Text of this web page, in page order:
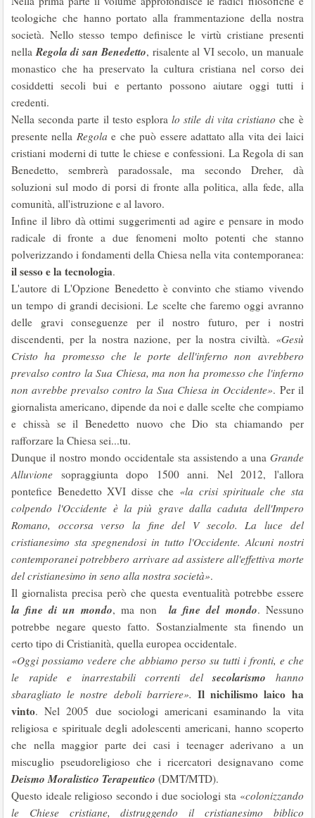
teologiche che hanno portato alla frammentazione della nostra
società. Nello stesso tempo definisce le virtù cristiane presenti
nellaRegola di san Benedetto, risalente al VI secolo, un manuale
monastico che ha preservato la cultura cristiana nel corso dei
cosiddetti secoli bui e pertanto possono aiutare oggi tutti i
credenti.
Nella seconda parte il testo esploralo stile di vita cristiano che è
presente nella Regolae che può essere adattato alla vita dei laici
cristiani moderni di tutte le chiese e confessioni. La Regola di san
Benedetto, sembrerà paradossale, ma secondo Dreher, dà
soluzioni sul modo di porsi di fronte alla politica, alla fede, alla
comunità, all'istruzione e al lavoro.
Infine il libro dà ottimi suggerimenti ad agire e pensare in modo
radicale di fronte a due fenomeni molto potenti che stanno
polverizzando i fondamenti della Chiesa nella vita contemporanea:
il sesso e la tecnologia.
L'autore di L'Opzione Benedetto è convinto che stiamo vivendo
un tempo di grandi decisioni. Le scelte che faremo oggi avranno
delle gravi conseguenze per il nostro futuro, per i nostri
discendenti, per la nostra nazione, per la nostra civiltà. «Gesù
Cristo ha promesso che le porte dell'inferno non avrebbero
prevalso contro la Sua Chiesa, ma non ha promesso che l'inferno
non avrebbe prevalso contro la Sua Chiesa in Occidente». Per il
giornalista americano, dipende da noi e dalle scelte che compiamo
e chissà se il Benedetto nuovo che Dio sta chiamando per
rafforzare la Chiesa sei...tu.
Dunque il nostro mondo occidentale sta assistendo a una Grande
Alluvione sopraggiunta dopo 1500 anni. Nel 2012, l'allora
pontefice Benedetto XVI disse che «la crisi spirituale che sta
colpendo l'Occidente è la più grave dalla caduta dell'Impero
Romano, occorsa verso la fine del V secolo. La luce del
cristianesimo sta spegnendosi in tutto l'Occidente. Alcuni nostri
contemporanei potrebbero arrivare ad assistere all'effettiva morte
del cristianesimo in seno alla nostra società».
Il giornalista precisa però che questa eventualità potrebbe essere
la fine di un mondo, ma nonla fine del mondo. Nessuno
potrebbe negare questo fatto. Sostanzialmente sta finendo un
certo tipo di Cristianità, quella europea occidentale.
«Oggi possiamo vedere che abbiamo perso su tutti i fronti, e che
le rapide e inarrestabili correnti delsecolarismo hanno
sbaragliato le nostre deboli barriere». Il nichilismo laico ha
vinto. Nel 2005 due sociologi americani esaminando la vita
religiosa e spirituale degli adolescenti americani, hanno scoperto
che nella maggior parte dei casi i teenager aderivano a un
miscuglio pseudoreligioso che i ricercatori designavano come
Deismo Moralistico Terapeutico (DMT/MTD).
Questo ideale religioso secondo i due sociologi sta «colonizzando
le Chiese cristiane, distruggendo il cristianesimo biblico